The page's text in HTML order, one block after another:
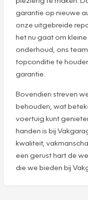
garantie op nieuwe
onze uitgebreide
het nu gaat om
onderhoud, ons
topconditie te
garantie.
Bovendien streven
behouden, wat
voertuig kunt
handen is bij
kwaliteit,
een gerust hart de
die we bieden bij